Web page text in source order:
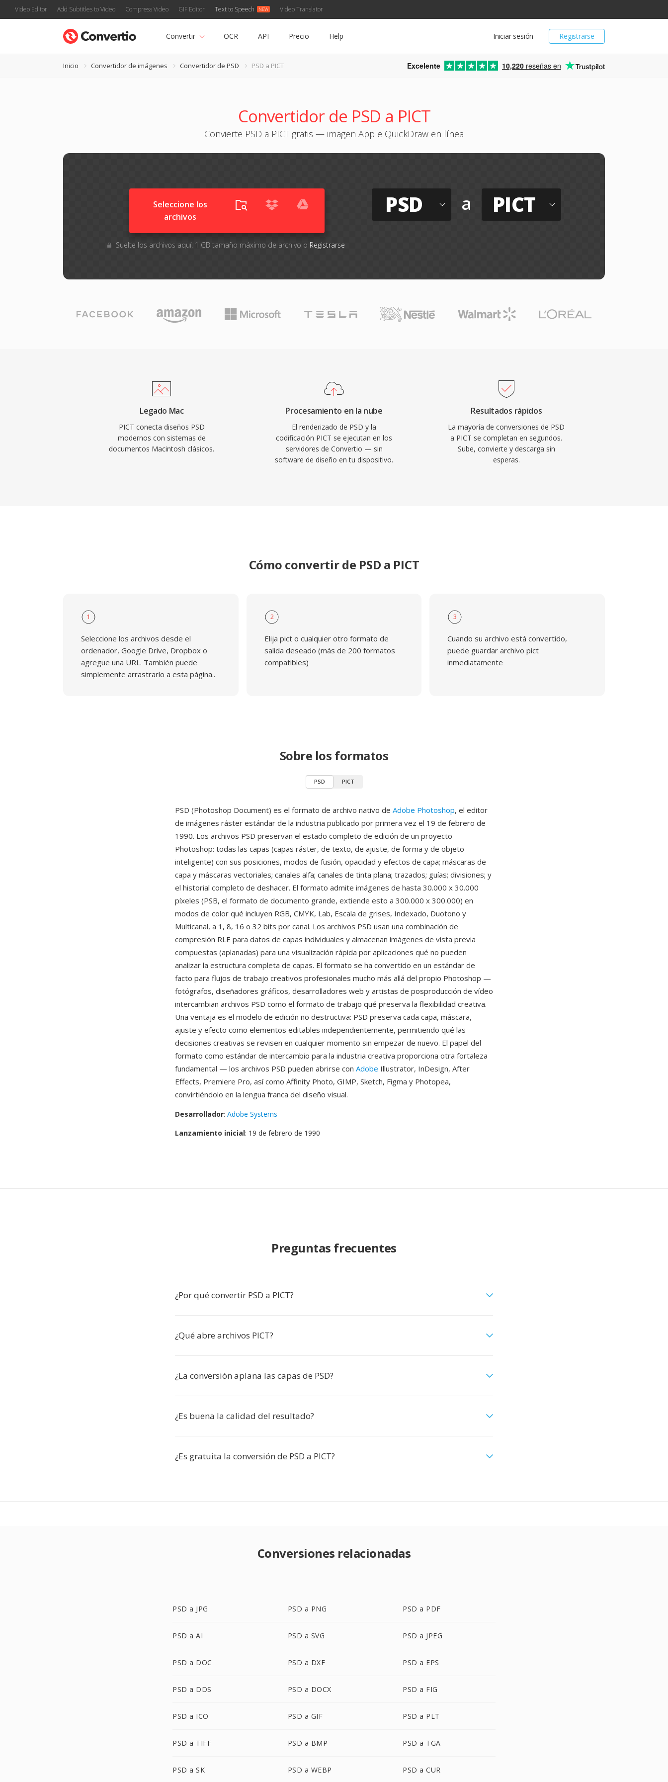
Video Editor Add Subtitles to Video Compress Video GIF Editor Text to Speech Video Translator
Registrarse
Iniciar sesión
Convertir OCR API Precio Help
Inicio Convertidor de imágenes Convertidor de PSD PSD a PICT Excelente 10,220 reseñas en
Convertidor de PSD a PICT
Convierte PSD a PICT gratis — imagen Apple QuickDraw en línea
Seleccione los
archivos
Suelte los archivos aquí. 1 GB tamaño máximo de archivo o Registrarse
PSD a PICT
Legado Mac
PICT conecta diseños PSD
modernos con sistemas de
documentos Macintosh clásicos.
Procesamiento en la nube
El renderizado de PSD y la
codificación PICT se ejecutan en los
servidores de Convertio — sin
software de diseño en tu dispositivo.
Resultados rápidos
La mayoría de conversiones de PSD
a PICT se completan en segundos.
Sube, convierte y descarga sin
esperas.
Cómo convertir de PSD a PICT
1
Seleccione los archivos desde el
ordenador, Google Drive, Dropbox o
agregue una URL. También puede
simplemente arrastrarlo a esta página..
2
Elija pict o cualquier otro formato de
salida deseado (más de 200 formatos
compatibles)
3
Cuando su archivo está convertido,
puede guardar archivo pict
inmediatamente
Sobre los formatos
PSD PICT
PSD (Photoshop Document) es el formato de archivo nativo de Adobe Photoshop, el editor
de imágenes ráster estándar de la industria publicado por primera vez el 19 de febrero de
1990. Los archivos PSD preservan el estado completo de edición de un proyecto
Photoshop: todas las capas (capas ráster, de texto, de ajuste, de forma y de objeto
inteligente) con sus posiciones, modos de fusión, opacidad y efectos de capa; máscaras de
capa y máscaras vectoriales; canales alfa; canales de tinta plana; trazados; guías; divisiones; y
el historial completo de deshacer. El formato admite imágenes de hasta 30.000 x 30.000
píxeles (PSB, el formato de documento grande, extiende esto a 300.000 x 300.000) en
modos de color qué incluyen RGB, CMYK, Lab, Escala de grises, Indexado, Duotono y
Multicanal, a 1, 8, 16 o 32 bits por canal. Los archivos PSD usan una combinación de
compresión RLE para datos de capas individuales y almacenan imágenes de vista previa
compuestas (aplanadas) para una visualización rápida por aplicaciones qué no pueden
analizar la estructura completa de capas. El formato se ha convertido en un estándar de
facto para flujos de trabajo creativos profesionales mucho más allá del propio Photoshop —
fotógrafos, diseñadores gráficos, desarrolladores web y artistas de posproducción de vídeo
intercambian archivos PSD como el formato de trabajo qué preserva la flexibilidad creativa.
Una ventaja es el modelo de edición no destructiva: PSD preserva cada capa, máscara,
ajuste y efecto como elementos editables independientemente, permitiendo qué las
decisiones creativas se revisen en cualquier momento sin empezar de nuevo. El papel del
formato como estándar de intercambio para la industria creativa proporciona otra fortaleza
fundamental — los archivos PSD pueden abrirse con Adobe Illustrator, InDesign, After
Effects, Premiere Pro, así como Affinity Photo, GIMP, Sketch, Figma y Photopea,
convirtiéndolo en la lengua franca del diseño visual.
Desarrollador: Adobe Systems
Lanzamiento inicial: 19 de febrero de 1990
Preguntas frecuentes
¿Por qué convertir PSD a PICT?
¿Qué abre archivos PICT?
¿La conversión aplana las capas de PSD?
¿Es buena la calidad del resultado?
¿Es gratuita la conversión de PSD a PICT?
Conversiones relacionadas
PSD a JPG PSD a PNG PSD a PDF
PSD a AI PSD a SVG PSD a JPEG
PSD a DOC PSD a DXF PSD a EPS
PSD a DDS PSD a DOCX PSD a FIG
PSD a ICO PSD a GIF PSD a PLT
PSD a TIFF PSD a BMP PSD a TGA
PSD a SK PSD a WEBP PSD a CUR